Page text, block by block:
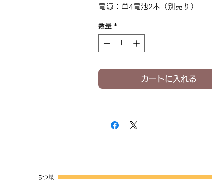
電源：単4電池2本（別売り）
数量 *
カートに入れる
5つ星